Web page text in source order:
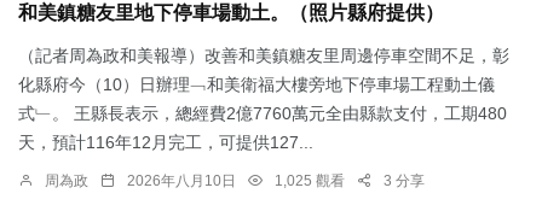
和美鎮糖友里地下停車場動土。（照片縣府提供）
（記者周為政和美報導）改善和美鎮糖友里周邊停車空間不足，彰
化縣府今（10）日辦理﹁和美衛福大樓旁地下停車場工程動土儀
式﹂。 王縣長表示，總經費2億7760萬元全由縣款支付，工期480
天，預計116年12月完工，可提供127...
周為政 2026年八月10日 1,025 觀看 3 分享